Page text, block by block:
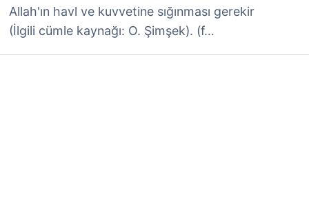
Allah'ın havl ve kuvvetine sığınması gerekir
(İlgili cümle kaynağı: O. Şimşek). (f…